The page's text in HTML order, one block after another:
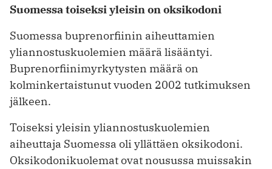
Suomessa toiseksi yleisin on oksikodoni
Suomessa buprenorfiinin aiheuttamien
yliannostuskuolemien määrä lisääntyi.
Buprenorfiinimyrkytysten määrä on
kolminkertaistunut vuoden 2002 tutkimuksen
jälkeen.
Toiseksi yleisin yliannostuskuolemien
aiheuttaja Suomessa oli yllättäen oksikodoni.
Oksikodonikuolemat ovat nousussa muissakin